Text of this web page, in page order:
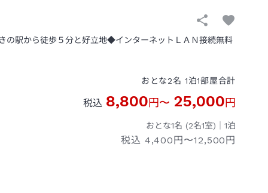
駅から徒歩５分と好立地◆インターネットＬＡＮ接続無料
おとな2名 1泊1部屋合計
税込 8,800円〜 25,000円
おとな1名 (2名1室)｜ 1泊
税込 4,400円〜12,500円